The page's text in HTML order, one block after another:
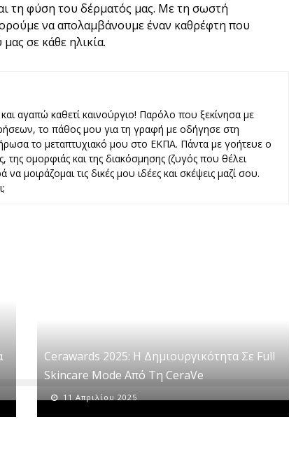
τη φύση του δέρματός μας. Με τη σωστή
να απολαμβάνουμε έναν καθρέφτη που
σε κάθε ηλικία.
αγαπώ καθετί καινούργιο! Παρόλο που ξεκίνησα με
το πάθος μου για τη γραφή με οδήγησε στη
το μεταπτυχιακό μου στο ΕΚΠΑ. Πάντα με γοήτευε ο
ομορφιάς και της διακόσμησης (ζυγός που θέλει
μοιράζομαι τις δικές μου ιδέες και σκέψεις μαζί σου.
Cerawards 2025: Η Δημιουργικότητα Σε Full
Skincare Mode Από Τη CeraVe
11 Απριλίου 2025